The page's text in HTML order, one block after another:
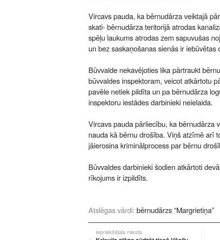
Vircavs pauda, ka bērnudārza veiktajā
skati- bērnudārza teritorijā atrodas
spēļu laukums atrodas zem sapuvušas
un bez saskaņošanas sienās ir iebūvētas
Būvvalde nekavējoties lika pārtraukt
būvvaldes inspektoram, veicot atkārtotu
pavēle netiek pildīta un pa bērnudārza
inspektoru iestādes darbinieki neielaida.
Vircavs pauda pārliecību, ka bērnudārza
nauda kā bērnu drošība. Viņš atzīmē arī
jāierosina kriminālprocess par bērnu
Būvvaldes darbinieki šodien atkārtoti
rīkojums ir izpildīts.
Atslēgas vārdi: bērnudārzs “Margrietiņa”
Iepriekšējais raksts